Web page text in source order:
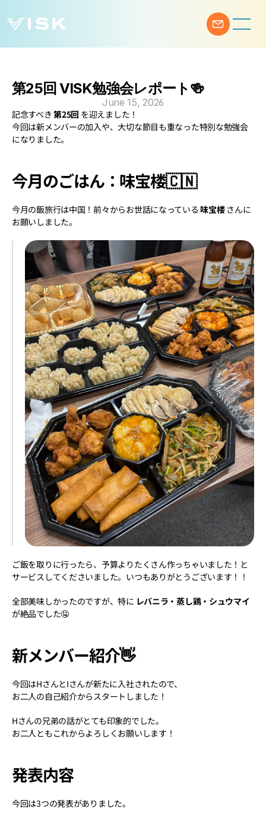
第25回 VISK勉強会レポート🍻
June 15, 2026
記念すべき 第25回 を迎えました！
今回は新メンバーの加入や、大切な節目も重なった特別な勉強会
になりました。
今月のごはん：味宝楼🇨🇳
今月の飯旅行は中国！前々からお世話になっている 味宝楼 さんに
お願いしました。
ご飯を取りに行ったら、予算よりたくさん作っちゃいました！と
サービスしてくださいました。いつもありがとうございます！！
全部美味しかったのですが、特に レバニラ・蒸し鶏・シュウマイ
が絶品でした🤤
新メンバー紹介👋
今回はHさんとIさんが新たに入社されたので、
お二人の自己紹介からスタートしました！
Hさんの兄弟の話がとても印象的でした。
お二人ともこれからよろしくお願いします！
発表内容
今回は3つの発表がありました。